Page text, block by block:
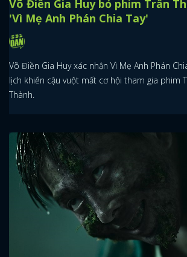
Võ Điền Gia Huy bỏ phim Trấn
'Vì Mẹ Anh Phán Chia Tay'
Võ Điền Gia Huy xác nhận Vì Mẹ Anh Phán
lịch khiến cậu vuột mất cơ hội tham gia phim
Thành.